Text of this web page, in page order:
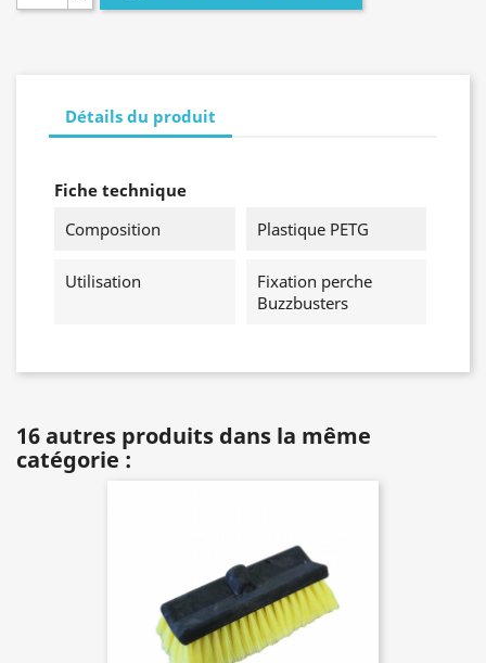
Détails du produit
Fiche technique
Composition
Plastique PETG
Utilisation
Fixation perche
Buzzbusters
16 autres produits dans la même
catégorie :